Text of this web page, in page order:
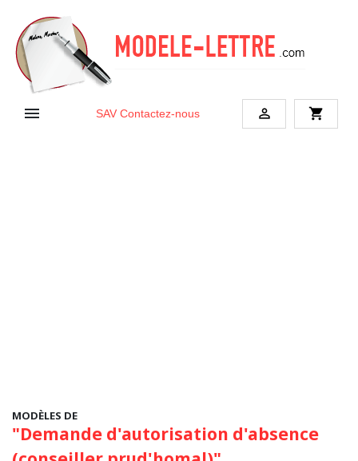
 SAV Contactez-nous  shopping_cart
MODÈLES DE
"Demande d'autorisation d'absence